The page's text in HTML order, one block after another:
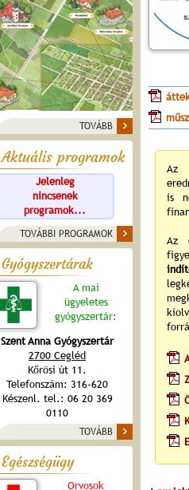
TOVÁBB
Aktuális programok
Jelenleg
nincsenek
programok...
TOVÁBBI PROGRAMOK
Gyógyszertárak
A mai
ügyeletes
gyógyszertár:
Szent Anna Gyógyszertár
2700 Cegléd
Kőrösi út 11.
Telefonszám: 316-620
Készenl. tel.: 06 20 369
0110
TOVÁBB
Egészségügy
Orvosok
Az
is
Az